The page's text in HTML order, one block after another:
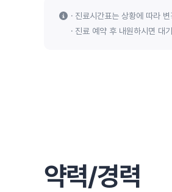
진료시간표는 상황에 따라
진료 예약 후 내원하시면 대
약력/경력